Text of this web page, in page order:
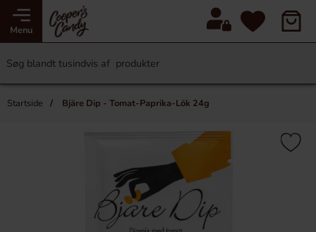
Menu
Startside Bjäre Dip - Tomat-Paprika-Lök 24g